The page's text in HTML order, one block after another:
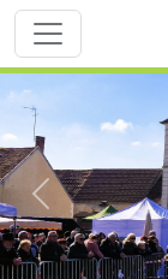
Previous